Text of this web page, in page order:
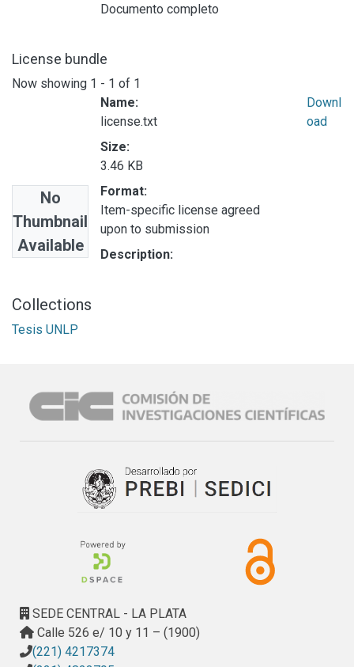
Documento completo
License bundle
Now showing 1 - 1 of 1
No
Thumbnail
Available
Name:
license.txt
Size:
3.46 KB
Format:
Item-specific license agreed
upon to submission
Description:
Downl
oad
Collections
Tesis UNLP
SEDE CENTRAL - LA PLATA
Calle 526 e/ 10 y 11 – (1900)
(221) 4217374